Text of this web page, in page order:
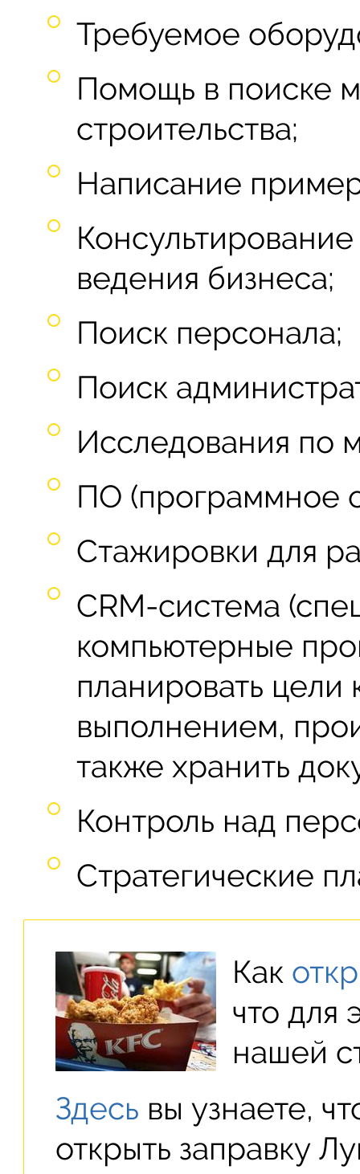
Требуемое
Помощь в поиске
строительства;
Написание
ведения бизнеса;
Поиск персонала;
Поиск
Исследования по
ПО (программное
Стажировки для
CRM-система
компьютерные
планировать цели
выполнением,
также хранить
Контроль над
Стратегические
Как
что для
нашей
Здесь вы узнаете,
открыть заправку